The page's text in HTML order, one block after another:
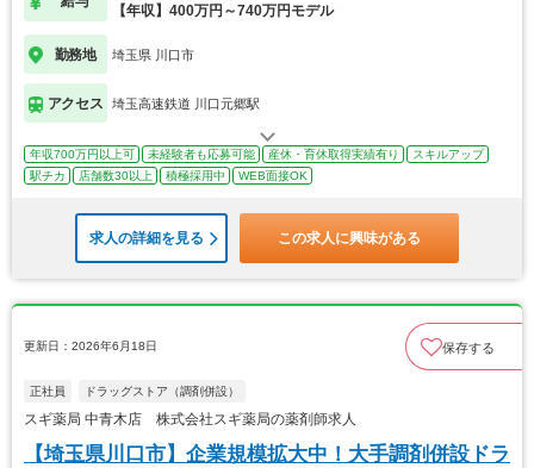
【年収】400万円～740万円モデル
勤務地 埼玉県 川口市
アクセス 埼玉高速鉄道 川口元郷駅
年収700万円以上可 未経験者も応募可能 産休・育休取得実績有り
スキルアップ
駅チカ
店舗数30以上 積極採用中 WEB面接OK
求人の詳細を見る この求人に興味がある
更新日：2026年6月18日 保存する
正社員 ドラッグストア（調剤併設）
スギ薬局 中青木店 株式会社スギ薬局の薬剤師求人
【埼玉県川口市】企業規模拡大中！大手調剤併設ドラ